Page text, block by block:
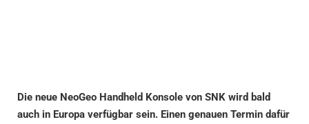
Die neue NeoGeo Handheld Konsole von SNK wird bald
auch in Europa verfügbar sein. Einen genauen Termin dafür